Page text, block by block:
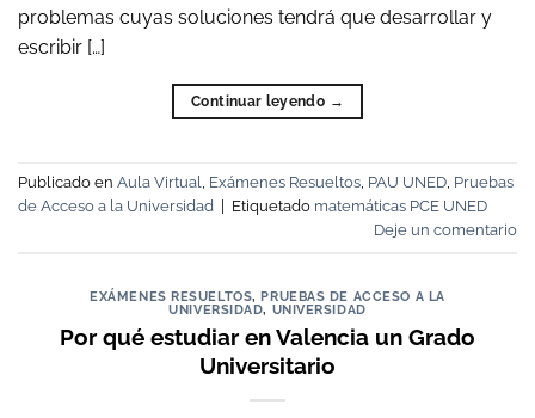
problemas cuyas soluciones tendrá que desarrollar y
escribir […]
Continuar leyendo →
Publicado en Aula Virtual, Exámenes Resueltos, PAU UNED, Pruebas
de Acceso a la Universidad
Etiquetado matemáticas PCE UNED
Deje un comentario
EXÁMENES RESUELTOS,PRUEBAS DE ACCESO A LA
UNIVERSIDAD, UNIVERSIDAD
Por qué estudiar en Valencia un Grado
Universitario